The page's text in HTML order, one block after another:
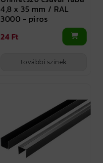
4,8 x 35 mm / RAL
3000 - piros
24 Ft
további színek